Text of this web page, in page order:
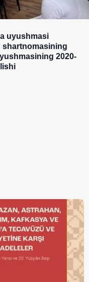
uyushmasi
shartnomasining
2020-